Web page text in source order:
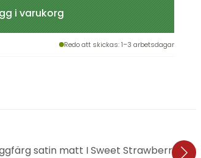
i varukorg
Redo att skickas: 1–3 arbetsdagar
satin matt I Sweet Strawberry |